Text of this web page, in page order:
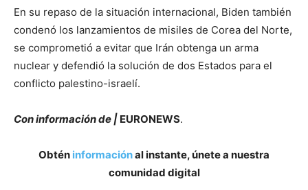
En su repaso de la situación internacional, Biden también
condenó los lanzamientos de misiles de Corea del Norte,
se comprometió a evitar que Irán obtenga un arma
nuclear y defendió la solución de dos Estados para el
conflicto palestino-israelí.
Con información de | EURONEWS.
Obtén informaciónal instante, únete a nuestra
comunidad digital